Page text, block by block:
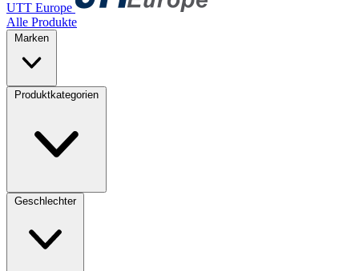
UTT Europe
Alle Produkte
Marken
Produktkategorien
Geschlechter